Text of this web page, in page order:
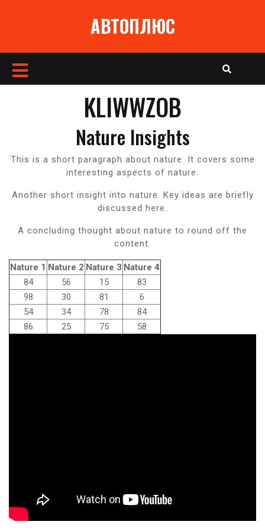
АВТОПЛЮС
Кнопка
KLIWWZOB
Nature Insights
This is a short paragraph about nature. It covers some
interesting aspects of nature.
Another short insight into nature. Key ideas are briefly
discussed here.
A concluding thought about nature to round off the
content.
Nature 1 Nature 2 Nature 3 Nature 4
84
56 15
83
98
30 81
6
54
34 78
84
86
25 75 58